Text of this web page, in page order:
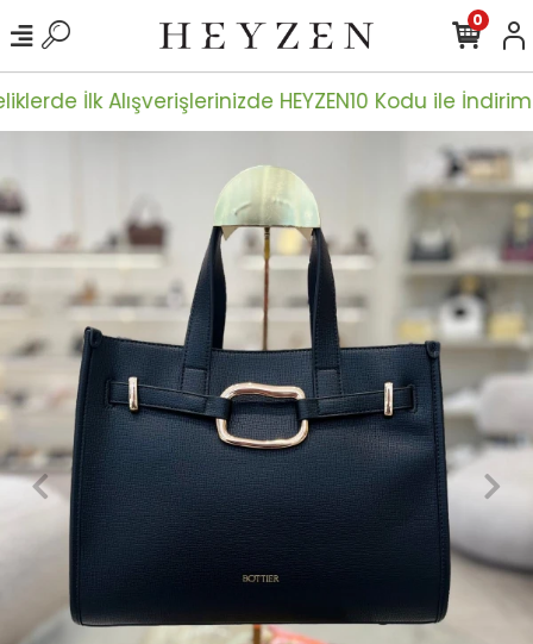
İlk Alışverişlerinizde HEYZEN10 Kodu ile
0